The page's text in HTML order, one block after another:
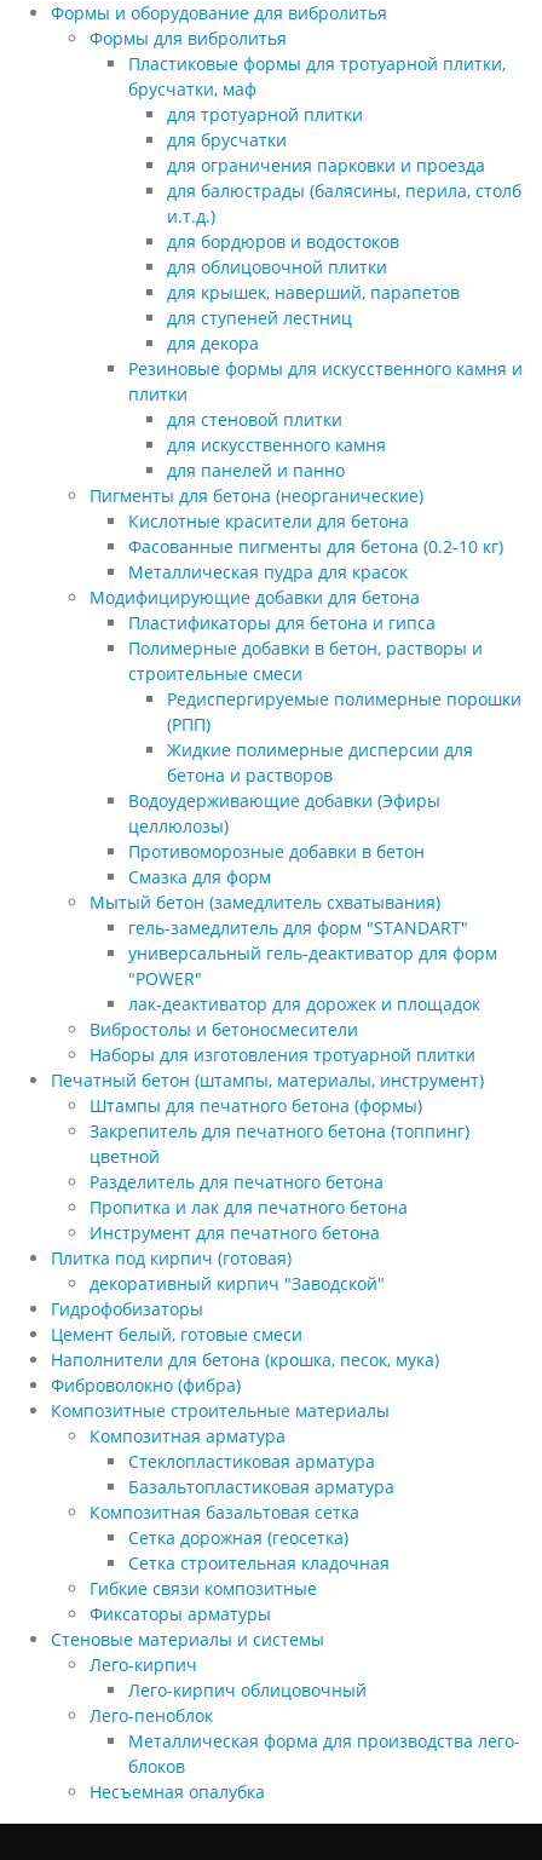
Формы и оборудование для вибролитья
Формы для вибролитья
Пластиковые формы для тротуарной плитки,
брусчатки, маф
для тротуарной плитки
для брусчатки
для ограничения парковки и проезда
для балюстрады (балясины, перила, столб
и.т.д.)
для бордюров и водостоков
для облицовочной плитки
для крышек, наверший, парапетов
для ступеней лестниц
для декора
Резиновые формы для искусственного камня и
плитки
для стеновой плитки
для искусственного камня
для панелей и панно
Пигменты для бетона (неорганические)
Кислотные красители для бетона
Фасованные пигменты для бетона (0.2-10 кг)
Металлическая пудра для красок
Модифицирующие добавки для бетона
Пластификаторы для бетона и гипса
Полимерные добавки в бетон, растворы и
строительные смеси
Редиспергируемые полимерные порошки
(РПП)
Жидкие полимерные дисперсии для
бетона и растворов
Водоудерживающие добавки (Эфиры
целлюлозы)
Противоморозные добавки в бетон
Смазка для форм
Мытый бетон (замедлитель схватывания)
гель-замедлитель для форм "STANDART"
универсальный гель-деактиватор для форм
"POWER"
лак-деактиватор для дорожек и площадок
Вибростолы и бетоносмесители
Наборы для изготовления тротуарной плитки
Печатный бетон (штампы, материалы, инструмент)
Штампы для печатного бетона (формы)
Закрепитель для печатного бетона (топпинг)
цветной
Разделитель для печатного бетона
Пропитка и лак для печатного бетона
Инструмент для печатного бетона
Плитка под кирпич (готовая)
декоративный кирпич "Заводской"
Гидрофобизаторы
Цемент белый, готовые смеси
Наполнители для бетона (крошка, песок, мука)
Фиброволокно (фибра)
Композитные строительные материалы
Композитная арматура
Стеклопластиковая арматура
Базальтопластиковая арматура
Композитная базальтовая сетка
Сетка дорожная (геосетка)
Сетка строительная кладочная
Гибкие связи композитные
Фиксаторы арматуры
Стеновые материалы и системы
Лего-кирпич
Лего-кирпич облицовочный
Лего-пеноблок
Металлическая форма для производства лего-
блоков
Несъемная опалубка